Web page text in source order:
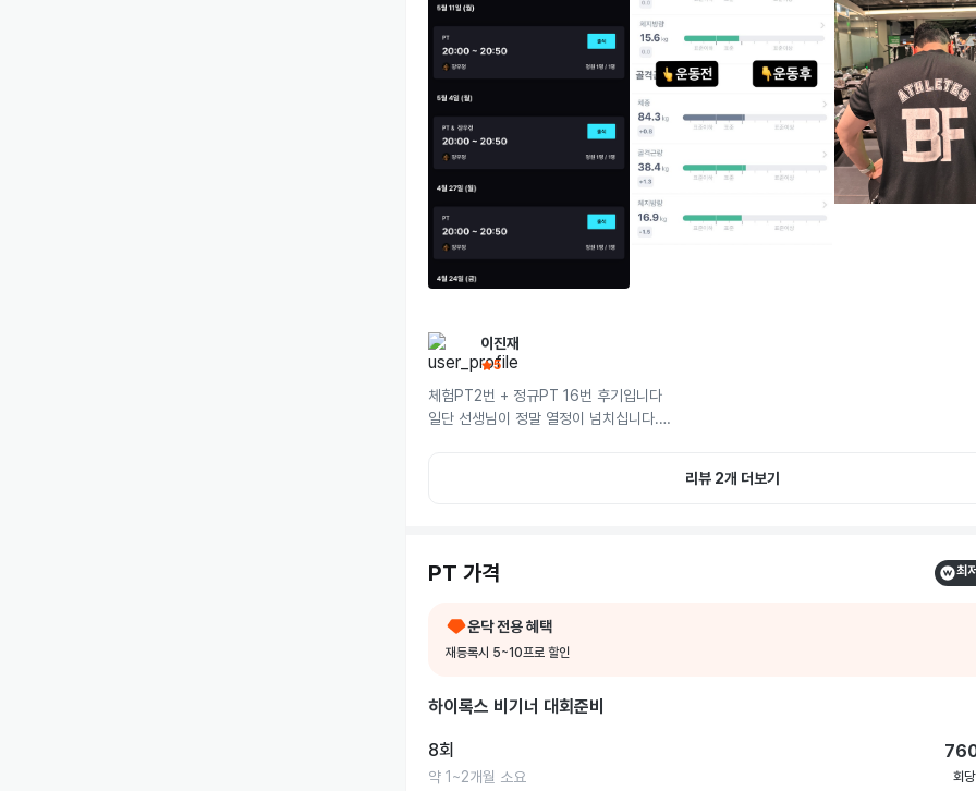
오랜 기간 정말 많은 회원들을 지도해오신 분이라 그런지, 사람 체형만 봐도 어느 부분이 부
족한지, 어떤 운동이 필요한지 바로 무당같이 캐치하시는 느낌이 있습니다. 10년 이상 회원
들을 지도하면서 쌓아온 경험과 데이터가 있다는 게 엄청 큰 강점이고, 남들과 다른 속도로
빠르게 변했습니다!
이진재
5
체험PT2번 + 정규PT 16번 후기입니다
일단 선생님이 정말 열정이 넘치십니다.
오시고 또 제 몸에 맞춰서 자세 교정도 해주시고 또 자세 만드는데 도움이 되는 운동도 많이
도 6키로 줄였습니다.
리뷰 2개 더보기
PT 가격 최
운닥 전용 혜택
재등록시 5~10프로 할인
하이록스 비기너 대회준비
8회
약 1~2개월 소요 회당